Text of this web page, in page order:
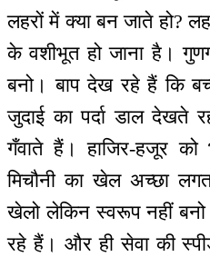
लहरों में क्या बन जाते हो?
के वशीभूत हो जाना है।
बनो। बाप देख रहे हैं कि
जुदाई का पर्दा डाल
गँवाते हैं। हाजिर-हजूर
मिचौनी का खेल अच्छा
खेलो लेकिन स्वरूप नहीं
रहे हैं। और ही सेवा की